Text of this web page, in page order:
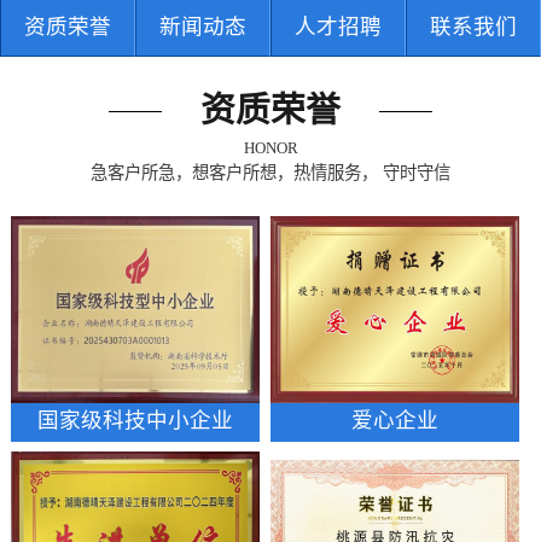
窗
资质荣誉 新闻动态 人才招聘 联系我们
资质荣誉
HONOR
急客户所急，想客户所想，热情服务， 守时守信
国家级科技中小企业 爱心企业